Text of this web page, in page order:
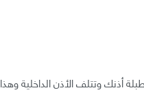
أذنك وتتلف الأذن الداخلية وهذا